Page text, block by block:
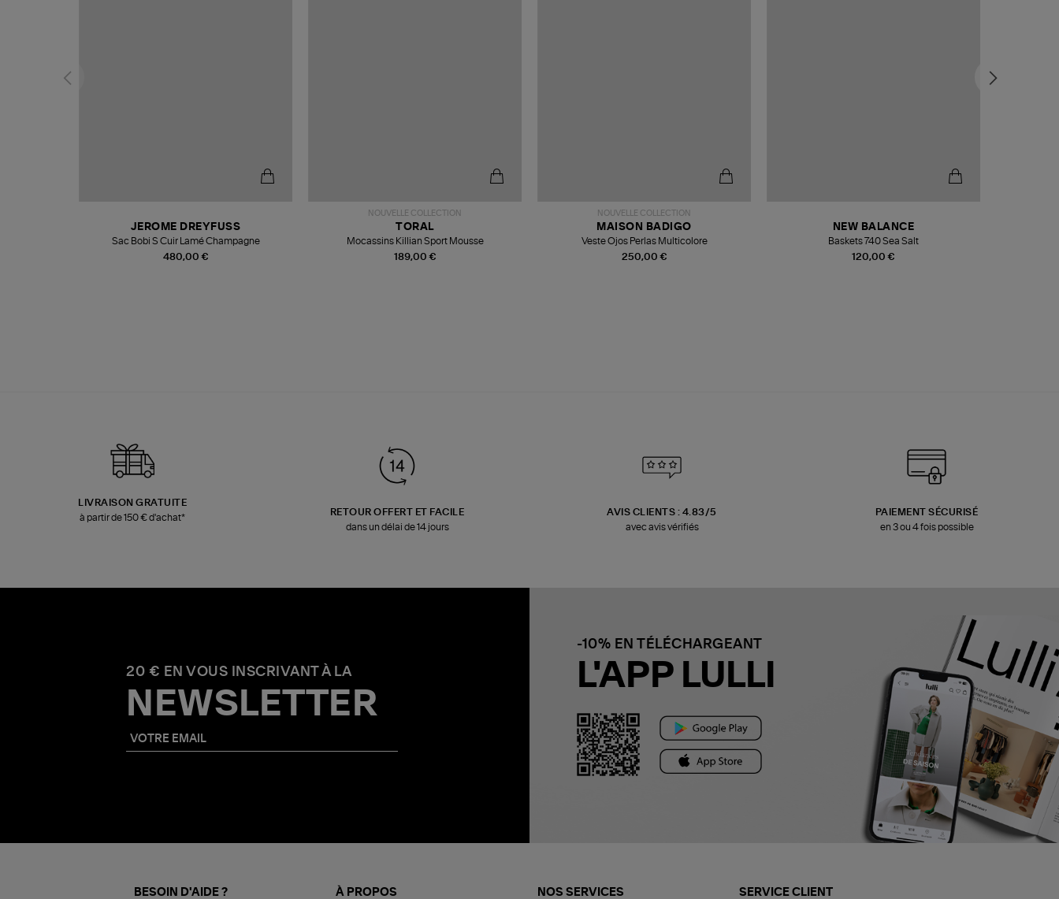
480,00 €
JEROME DREYFUSS
Sac Bobi S Cuir Lamé Champagne
NOUVELLE COLLECTION
189,00 €
TORAL
Mocassins Killian Sport Mousse
NOUVELLE COLLECTION
250,00 €
MAISON BADIGO
Veste Ojos Perlas Multicolore
120,00 €
NEW BALANCE
Baskets 740 Sea Salt
LIVRAISON GRATUITE
à partir de 150 € d'achat*
RETOUR OFFERT ET FACILE
dans un délai de 14 jours
AVIS CLIENTS : 4.83/5
avec avis vérifiés
PAIEMENT SÉCURISÉ
en 3 ou 4 fois possible
20 € EN VOUS INSCRIVANT À LA
NEWSLETTER
-10% EN TÉLÉCHARGEANT
L'APP LULLI
BESOIN D'AIDE ? À PROPOS NOS SERVICES SERVICE CLIENT